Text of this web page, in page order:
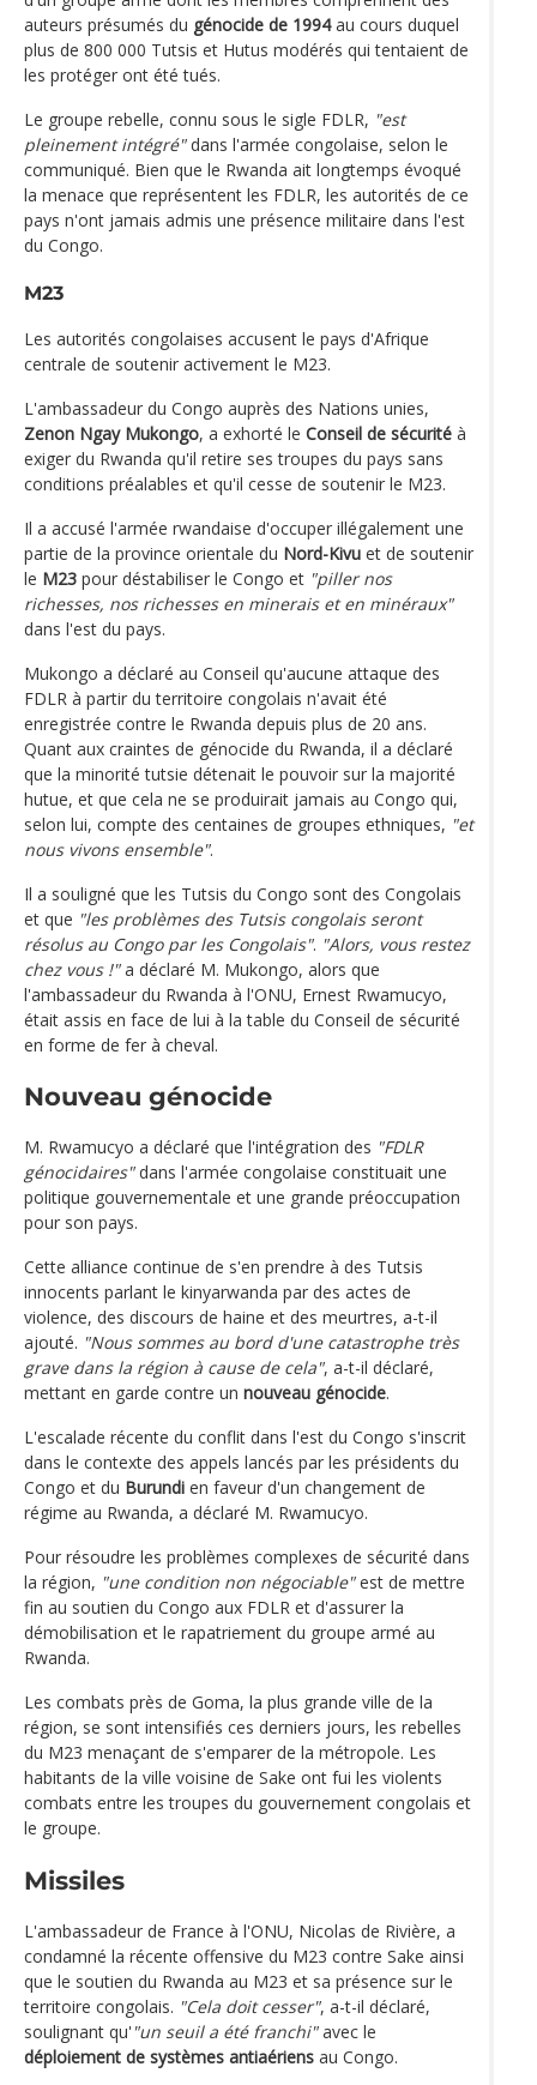
auteurs présumés du génocide de 1994au cours duquel
plus de 800 000 Tutsis et Hutus modérés qui tentaient de
les protéger ont été tués.
Le groupe rebelle, connu sous le sigle FDLR, "est
pleinement intégré"dans l'armée congolaise, selon le
communiqué. Bien que le Rwanda ait longtemps évoqué
la menace que représentent les FDLR, les autorités de ce
pays n'ont jamais admis une présence militaire dans l'est
du Congo.
M23
Les autorités congolaises accusent le pays d'Afrique
centrale de soutenir activement le M23.
L'ambassadeur du Congo auprès des Nations unies,
Zenon Ngay Mukongo, a exhorté le Conseil de sécurité à
exiger du Rwanda qu'il retire ses troupes du pays sans
conditions préalables et qu'il cesse de soutenir le M23.
Il a accusé l'armée rwandaise d'occuper illégalement une
partie de la province orientale du Nord-Kivu et de soutenir
le M23 pour déstabiliser le Congo et "piller nos
richesses, nos richesses en minerais et en minéraux"
dans l'est du pays.
Mukongo a déclaré au Conseil qu'aucune attaque des
FDLR à partir du territoire congolais n'avait été
enregistrée contre le Rwanda depuis plus de 20 ans.
Quant aux craintes de génocide du Rwanda, il a déclaré
que la minorité tutsie détenait le pouvoir sur la majorité
hutue, et que cela ne se produirait jamais au Congo qui,
selon lui, compte des centaines de groupes ethniques, "et
nous vivons ensemble".
Il a souligné que les Tutsis du Congo sont des Congolais
et que "les problèmes des Tutsis congolais seront
résolus au Congo par les Congolais". "Alors, vous restez
chez vous !"a déclaré M. Mukongo, alors que
l'ambassadeur du Rwanda à l'ONU, Ernest Rwamucyo,
était assis en face de lui à la table du Conseil de sécurité
en forme de fer à cheval.
Nouveau génocide
M. Rwamucyo a déclaré que l'intégration des "FDLR
génocidaires"dans l'armée congolaise constituait une
politique gouvernementale et une grande préoccupation
pour son pays.
Cette alliance continue de s'en prendre à des Tutsis
innocents parlant le kinyarwanda par des actes de
violence, des discours de haine et des meurtres, a-t-il
ajouté. "Nous sommes au bord d'une catastrophe très
grave dans la région à cause de cela", a-t-il déclaré,
mettant en garde contre un nouveau génocide.
L'escalade récente du conflit dans l'est du Congo s'inscrit
dans le contexte des appels lancés par les présidents du
Congo et du Burundi en faveur d'un changement de
régime au Rwanda, a déclaré M. Rwamucyo.
Pour résoudre les problèmes complexes de sécurité dans
la région, "une condition non négociable"est de mettre
fin au soutien du Congo aux FDLR et d'assurer la
démobilisation et le rapatriement du groupe armé au
Rwanda.
Les combats près de Goma, la plus grande ville de la
région, se sont intensifiés ces derniers jours, les rebelles
du M23 menaçant de s'emparer de la métropole. Les
habitants de la ville voisine de Sake ont fui les violents
combats entre les troupes du gouvernement congolais et
le groupe.
Missiles
L'ambassadeur de France à l'ONU, Nicolas de Rivière, a
condamné la récente offensive du M23 contre Sake ainsi
que le soutien du Rwanda au M23 et sa présence sur le
territoire congolais. "Cela doit cesser", a-t-il déclaré,
soulignant qu' "un seuil a été franchi"avec le
déploiement de systèmes antiaériens au Congo.